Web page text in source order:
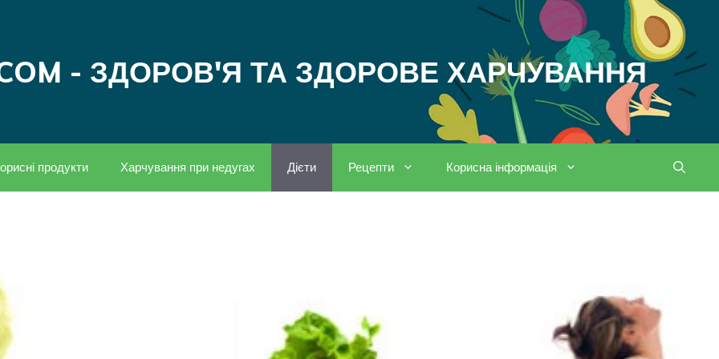
- ЗДОРОВ'Я ТА ЗДОРОВЕ ХАРЧУВАННЯ
продукти Харчування при недугах Дієти Рецепти Корисна інформація